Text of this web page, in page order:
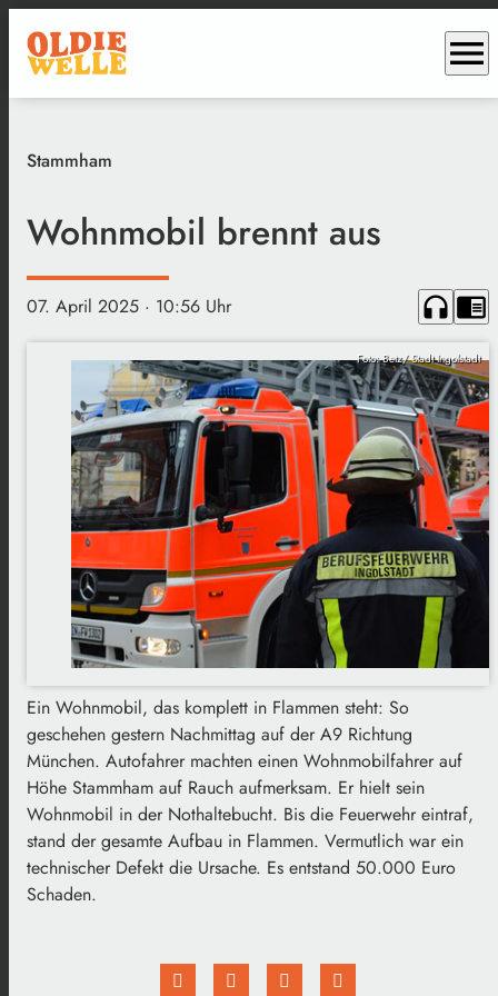
menu
Stammham
Wohnmobil brennt aus
07. April 2025 · 10:56 Uhr headphones chrome_reader_mode
Foto: Betz/ Stadt Ingolstadt
Ein Wohnmobil, das komplett in Flammen steht: So
geschehen gestern Nachmittag auf der A9 Richtung
München. Autofahrer machten einen Wohnmobilfahrer auf
Höhe Stammham auf Rauch aufmerksam. Er hielt sein
Wohnmobil in der Nothaltebucht. Bis die Feuerwehr eintraf,
stand der gesamte Aufbau in Flammen. Vermutlich war ein
technischer Defekt die Ursache. Es entstand 50.000 Euro
Schaden.